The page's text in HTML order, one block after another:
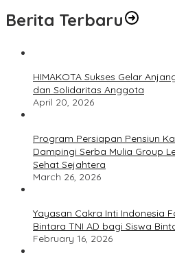
Berita Terbaru
HIMAKOTA Sukses Gelar
dan Solidaritas Anggota
April 20, 2026
Program Persiapan Pensiun
Dampingi Serba Mulia Group
Sehat Sejahtera
March 26, 2026
Yayasan Cakra Inti Indonesia
Bintara TNI AD bagi Siswa
February 16, 2026